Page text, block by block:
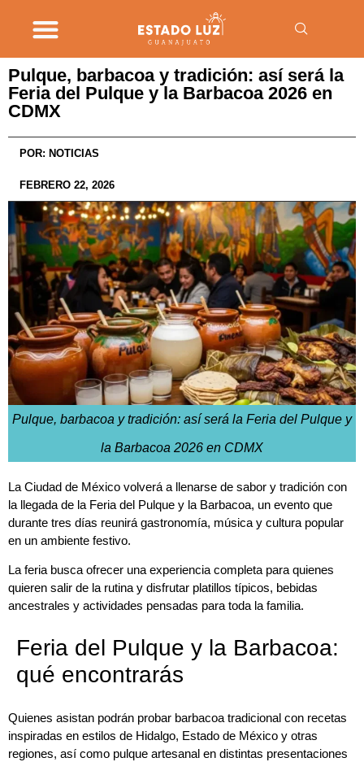
Pulque, barbacoa y tradición: así será la
Feria del Pulque y la Barbacoa 2026 en
CDMX
POR: NOTICIAS
FEBRERO 22, 2026
Pulque, barbacoa y tradición: así será la Feria del Pulque y
la Barbacoa 2026 en CDMX
La Ciudad de México volverá a llenarse de sabor y tradición con
la llegada de la Feria del Pulque y la Barbacoa, un evento que
durante tres días reunirá gastronomía, música y cultura popular
en un ambiente festivo.
La feria busca ofrecer una experiencia completa para quienes
quieren salir de la rutina y disfrutar platillos típicos, bebidas
ancestrales y actividades pensadas para toda la familia.
Feria del Pulque y la Barbacoa:
qué encontrarás
Quienes asistan podrán probar barbacoa tradicional con recetas
inspiradas en estilos de Hidalgo, Estado de México y otras
regiones, así como pulque artesanal en distintas presentaciones